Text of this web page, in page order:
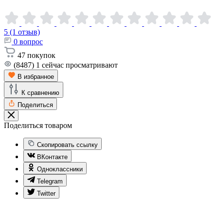
5 (1 отзыв)
0 вопрос
47 покупок
(8487) 1 сейчас просматривают
В избранное
К сравнению
Поделиться
Поделиться товаром
Скопировать ссылку
ВКонтакте
Одноклассники
Telegram
Twitter